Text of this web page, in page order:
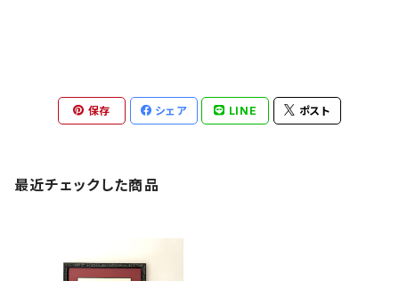
保存 シェア LINE ポスト
最近チェックした商品